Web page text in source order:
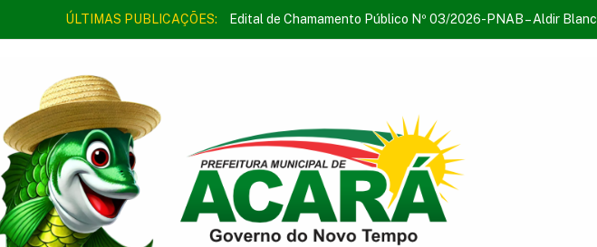
ÚLTIMAS PUBLICAÇÕES: Edital de Chamamento Público Nº 03/2026-PNAB – Aldir Blanc